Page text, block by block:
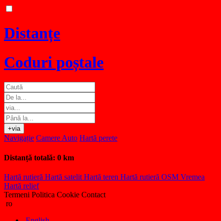
Distanțe
Coduri poștale
+via
Navigație Camere Auto Hartă perete
Distanță totală: 0 km
Hartă rutieră Hartă satelit Hartă teren Hartă rutieră OSM Vremea
Hartă relief
Termeni Politica Cookie Contact
ro